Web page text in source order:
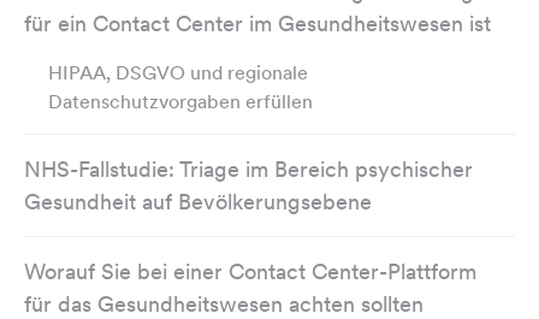
für ein Contact Center im Gesundheitswesen ist
HIPAA, DSGVO und regionale
Datenschutzvorgaben erfüllen
NHS-Fallstudie: Triage im Bereich psychischer
Gesundheit auf Bevölkerungsebene
Worauf Sie bei einer Contact Center-Plattform
für das Gesundheitswesen achten sollten